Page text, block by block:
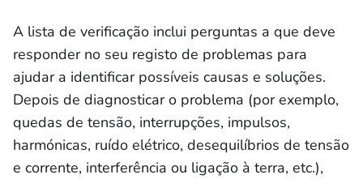
A lista de verificação inclui perguntas a que deve
responder no seu registo de problemas para
ajudar a identificar possíveis causas e soluções.
Depois de diagnosticar o problema (por exemplo,
quedas de tensão, interrupções, impulsos,
harmónicas, ruído elétrico, desequilíbrios de tensão
e corrente, interferência ou ligação à terra, etc.),